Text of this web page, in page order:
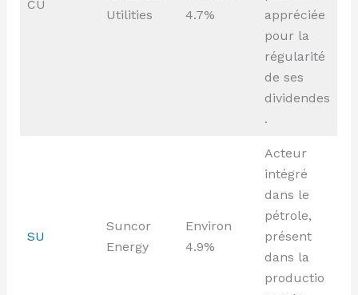
CU
Utilities
4.7%
appréciée
pour la
régularité
de ses
dividendes
.
SU
Suncor
Energy
Environ
4.9%
Acteur
intégré
dans le
pétrole,
présent
dans la
productio